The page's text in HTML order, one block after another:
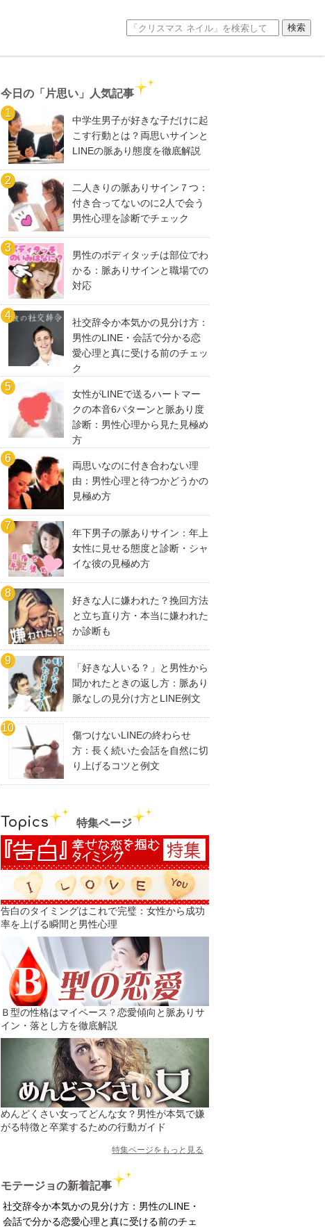
今日の「片思い」人気記事
中学生男子が好きな子だけに起
こす行動とは？両思いサインと
LINEの脈あり態度を徹底解説
二人きりの脈ありサイン７つ：
付き合ってないのに2人で会う
男性心理を診断でチェック
男性のボディタッチは部位でわ
かる：脈ありサインと職場での
対応
社交辞令か本気かの見分け方：
男性のLINE・会話で分かる恋
愛心理と真に受ける前のチェッ
ク
女性がLINEで送るハートマー
クの本音6パターンと脈あり度
診断：男性心理から見た見極め
方
両思いなのに付き合わない理
由：男性心理と待つかどうかの
見極め方
年下男子の脈ありサイン：年上
女性に見せる態度と診断・シャ
イな彼の見極め方
好きな人に嫌われた？挽回方法
と立ち直り方・本当に嫌われた
か診断も
「好きな人いる？」と男性から
聞かれたときの返し方：脈あり
脈なしの見分け方とLINE例文
傷つけないLINEの終わらせ
方：長く続いた会話を自然に切
り上げるコツと例文
Topics 特集ページ
告白のタイミングはこれで完璧：女性から成功
率を上げる瞬間と男性心理
Ｂ型の性格はマイペース？恋愛傾向と脈ありサ
イン・落とし方を徹底解説
めんどくさい女ってどんな女？男性が本気で嫌
がる特徴と卒業するための行動ガイド
特集ページをもっと見る
モテージョの新着記事
社交辞令か本気かの見分け方：男性のLINE・
会話で分かる恋愛心理と真に受ける前のチェ